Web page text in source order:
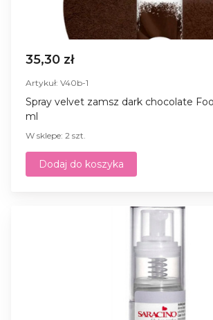
35,30 zł
Artykuł: V40b-1
Spray velvet zamsz dark chocolate
ml
W sklepe: 2 szt.
Dodaj do koszyka